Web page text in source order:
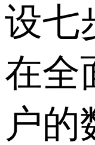
设七
在全
户的